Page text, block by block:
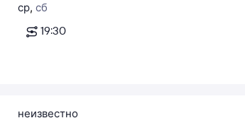
ср, сб
19:30
неизвестно